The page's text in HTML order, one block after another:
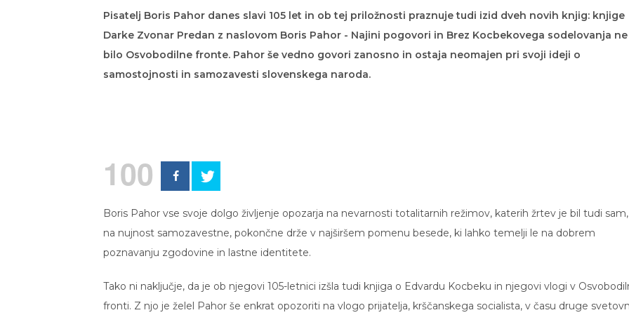
Pisatelj Boris Pahor danes slavi 105 let in ob tej priložnosti praznuje tudi izid dveh novih knjig: knjige
Darke Zvonar Predan z naslovom Boris Pahor - Najini pogovori in Brez Kocbekovega sodelovanja
bilo Osvobodilne fronte. Pahor še vedno govori zanosno in ostaja neomajen pri svoji ideji o
samostojnosti in samozavesti slovenskega naroda.
100
Boris Pahor vse svoje dolgo življenje opozarja na nevarnosti totalitarnih režimov, katerih žrtev je bil tudi
na nujnost samozavestne, pokončne drže v najširšem pomenu besede, ki lahko temelji le na dobrem
poznavanju zgodovine in lastne identitete.
Tako ni naključje, da je ob njegovi 105-letnici izšla tudi knjiga o Edvardu Kocbeku in njegovi vlogi v
fronti. Z njo je želel Pahor še enkrat opozoriti na vlogo prijatelja, krščanskega socialista, v času druge